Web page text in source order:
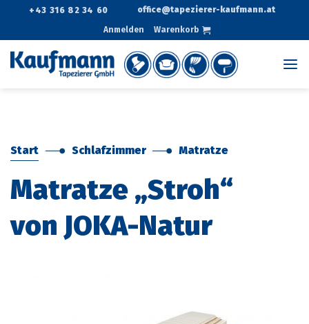
springen
+43 316 82 34 60 office@tapezierer-kaufmann.at
Anmelden Warenkorb
Start Schlafzimmer Matratze
Matratze „Stroh“
von JOKA-Natur